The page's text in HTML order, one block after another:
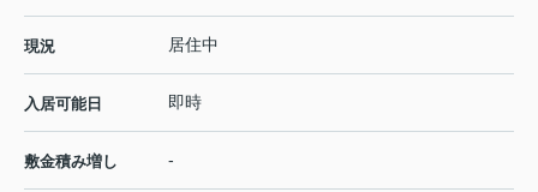
現況 居住中
入居可能日 即時
敷金積み増し -